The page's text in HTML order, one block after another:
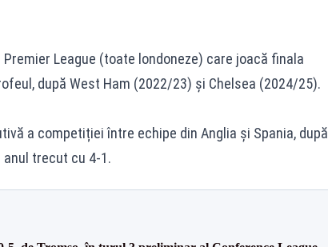
League (toate londoneze) care joacă finala
după West Ham (2022/23) și Chelsea (2024/25).
a competiției între echipe din Anglia și Spania, după
anul trecut cu 4-1.